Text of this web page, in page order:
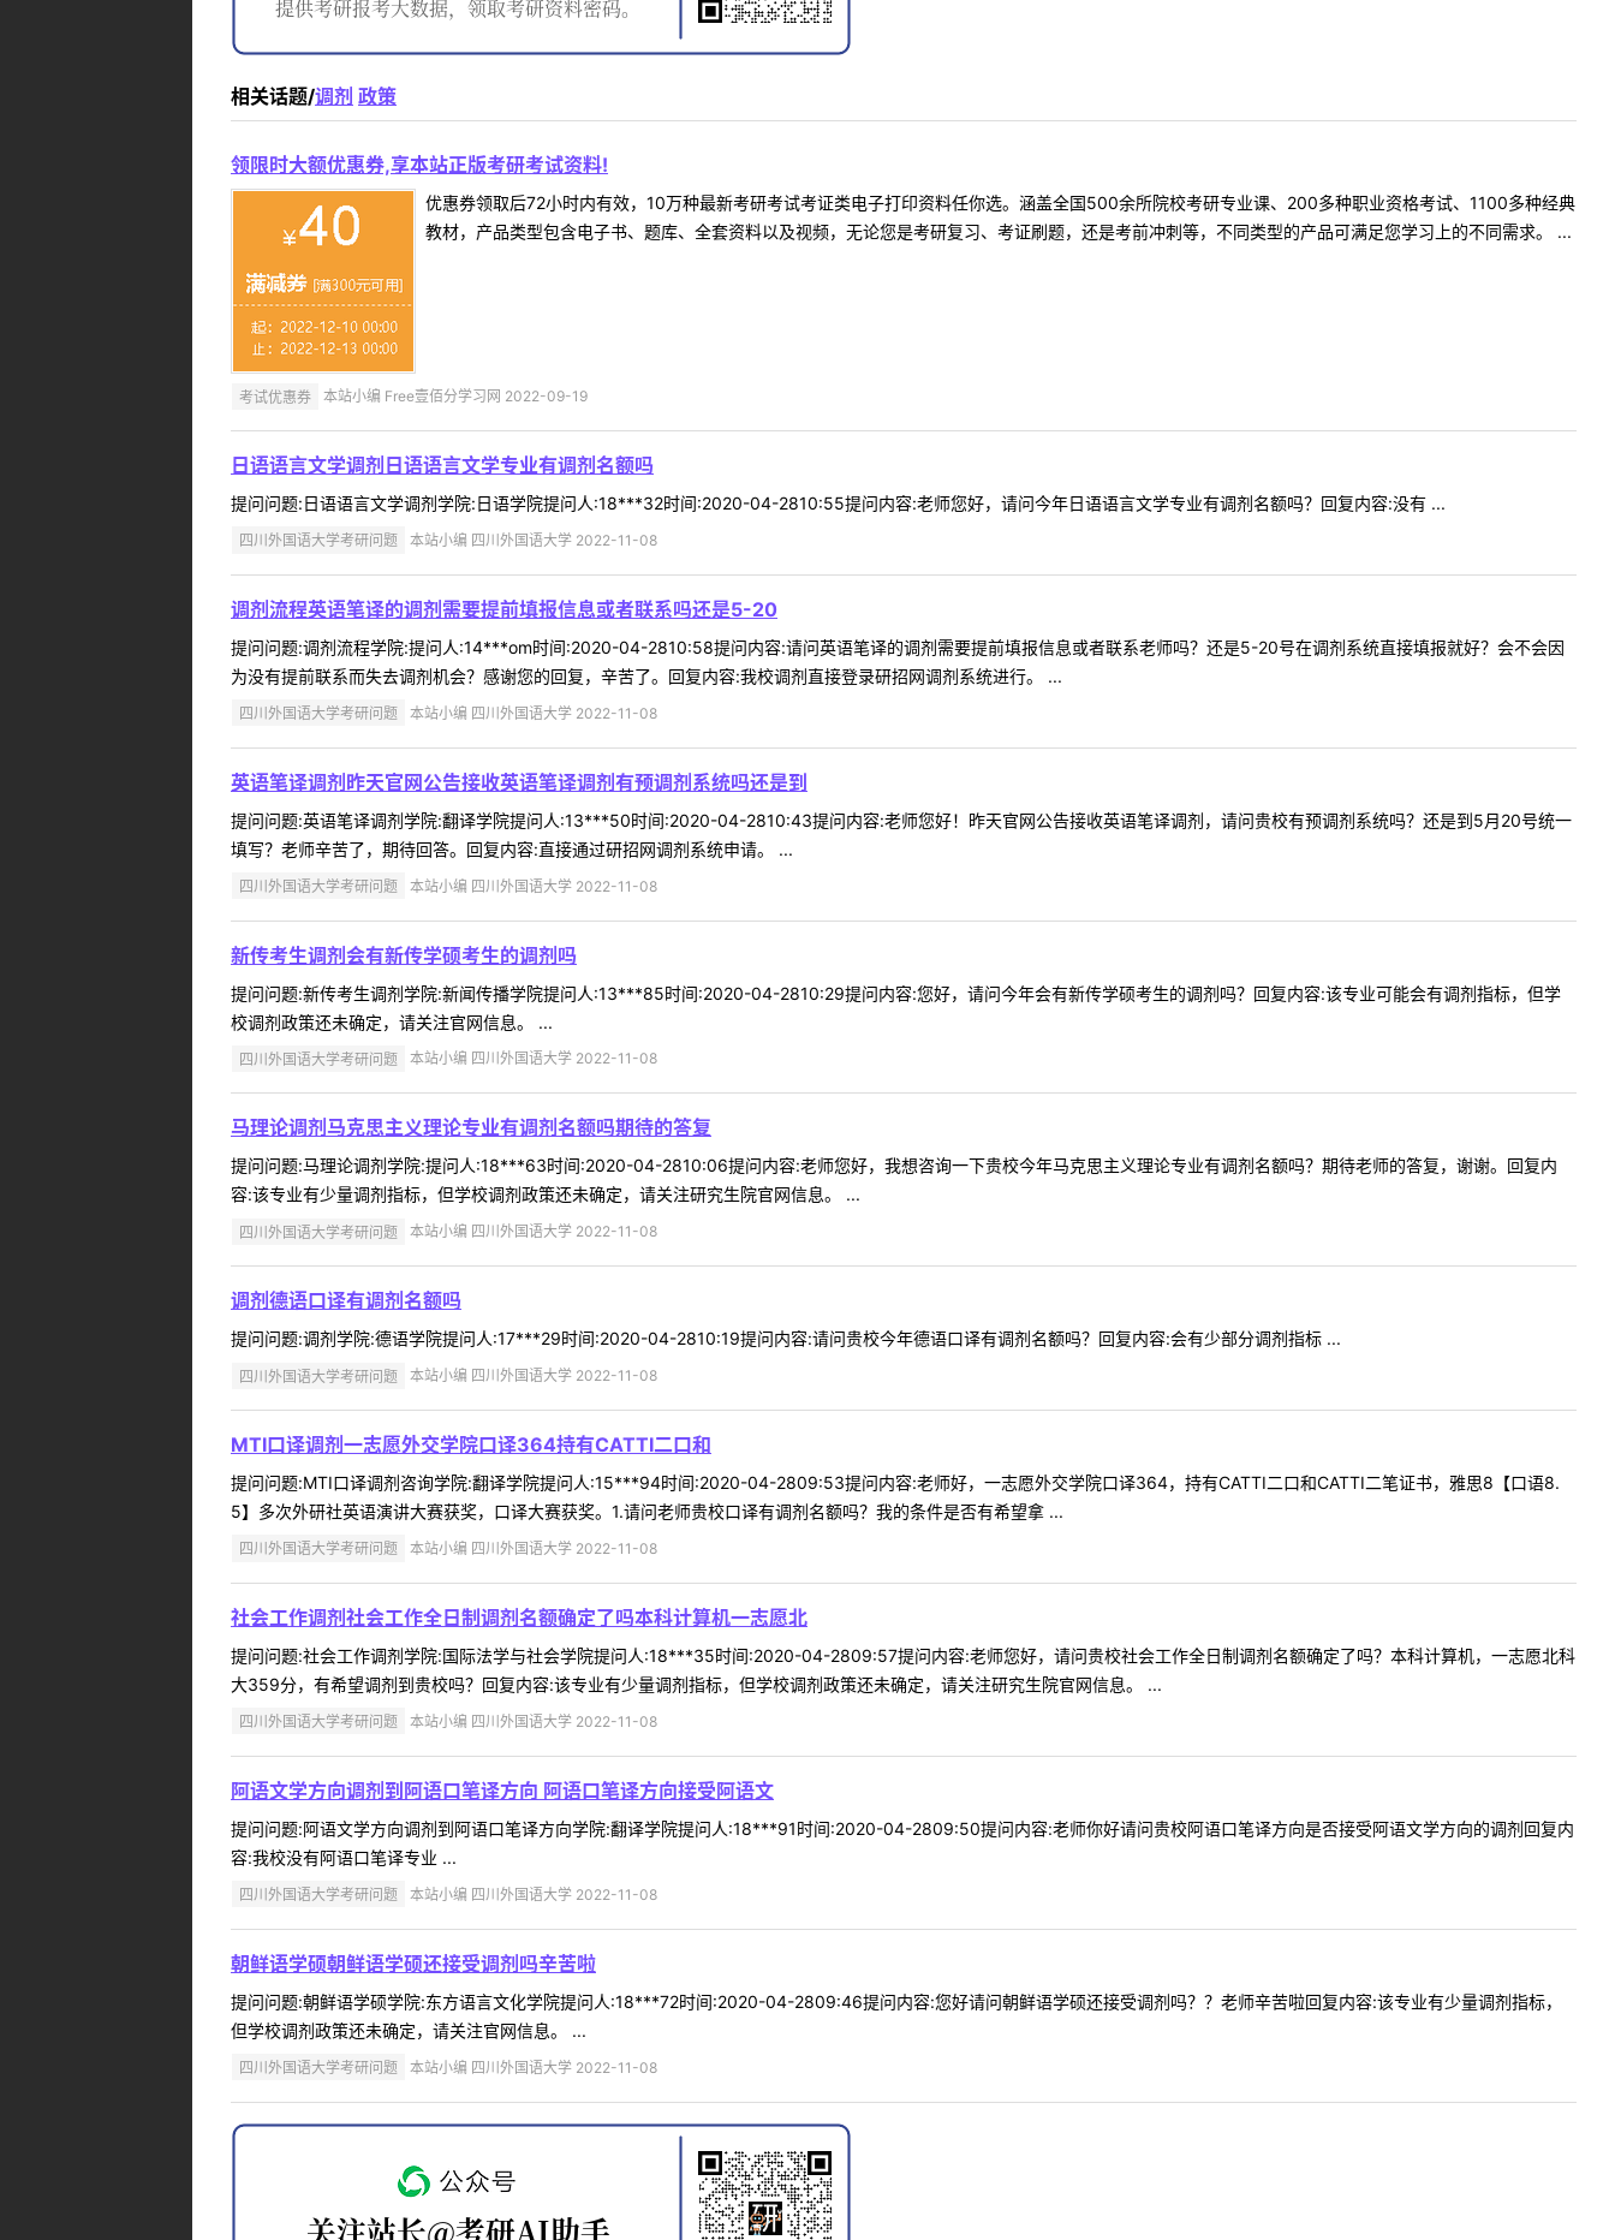
相关话题/调剂 政策
领限时大额优惠券,享本站正版考研考试资料!
优惠券领取后72小时内有效，10万种最新考研考试考证类电子打印资料任你选。涵盖全国500余所院校考研专业课、200多种职业资格考试、1100多种经典
教材，产品类型包含电子书、题库、全套资料以及视频，无论您是考研复习、考证刷题，还是考前冲刺等，不同类型的产品可满足您学习上的不同需求。 ...
考试优惠券 本站小编 Free壹佰分学习网 2022-09-19
日语语言文学调剂日语语言文学专业有调剂名额吗
提问问题:日语语言文学调剂学院:日语学院提问人:18***32时间:2020-04-2810:55提问内容:老师您好，请问今年日语语言文学专业有调剂名额吗？回复内容:没有 ...
四川外国语大学考研问题 本站小编 四川外国语大学 2022-11-08
调剂流程英语笔译的调剂需要提前填报信息或者联系吗还是5-20
提问问题:调剂流程学院:提问人:14***om时间:2020-04-2810:58提问内容:请问英语笔译的调剂需要提前填报信息或者联系老师吗？还是5-20号在调剂系统直接填报就好？会不会因
为没有提前联系而失去调剂机会？感谢您的回复，辛苦了。回复内容:我校调剂直接登录研招网调剂系统进行。 ...
四川外国语大学考研问题 本站小编 四川外国语大学 2022-11-08
英语笔译调剂昨天官网公告接收英语笔译调剂有预调剂系统吗还是到
提问问题:英语笔译调剂学院:翻译学院提问人:13***50时间:2020-04-2810:43提问内容:老师您好！昨天官网公告接收英语笔译调剂，请问贵校有预调剂系统吗？还是到5月20号统一
填写？老师辛苦了，期待回答。回复内容:直接通过研招网调剂系统申请。 ...
四川外国语大学考研问题 本站小编 四川外国语大学 2022-11-08
新传考生调剂会有新传学硕考生的调剂吗
提问问题:新传考生调剂学院:新闻传播学院提问人:13***85时间:2020-04-2810:29提问内容:您好，请问今年会有新传学硕考生的调剂吗？回复内容:该专业可能会有调剂指标，但学
校调剂政策还未确定，请关注官网信息。 ...
四川外国语大学考研问题 本站小编 四川外国语大学 2022-11-08
马理论调剂马克思主义理论专业有调剂名额吗期待的答复
提问问题:马理论调剂学院:提问人:18***63时间:2020-04-2810:06提问内容:老师您好，我想咨询一下贵校今年马克思主义理论专业有调剂名额吗？期待老师的答复，谢谢。回复内
容:该专业有少量调剂指标，但学校调剂政策还未确定，请关注研究生院官网信息。 ...
四川外国语大学考研问题 本站小编 四川外国语大学 2022-11-08
调剂德语口译有调剂名额吗
提问问题:调剂学院:德语学院提问人:17***29时间:2020-04-2810:19提问内容:请问贵校今年德语口译有调剂名额吗？回复内容:会有少部分调剂指标 ...
四川外国语大学考研问题 本站小编 四川外国语大学 2022-11-08
MTI口译调剂一志愿外交学院口译364持有CATTI二口和
提问问题:MTI口译调剂咨询学院:翻译学院提问人:15***94时间:2020-04-2809:53提问内容:老师好，一志愿外交学院口译364，持有CATTI二口和CATTI二笔证书，雅思8【口语8.
5】多次外研社英语演讲大赛获奖，口译大赛获奖。1.请问老师贵校口译有调剂名额吗？我的条件是否有希望拿 ...
四川外国语大学考研问题 本站小编 四川外国语大学 2022-11-08
社会工作调剂社会工作全日制调剂名额确定了吗本科计算机一志愿北
提问问题:社会工作调剂学院:国际法学与社会学院提问人:18***35时间:2020-04-2809:57提问内容:老师您好，请问贵校社会工作全日制调剂名额确定了吗？本科计算机，一志愿北科
大359分，有希望调剂到贵校吗？回复内容:该专业有少量调剂指标，但学校调剂政策还未确定，请关注研究生院官网信息。 ...
四川外国语大学考研问题 本站小编 四川外国语大学 2022-11-08
阿语文学方向调剂到阿语口笔译方向 阿语口笔译方向接受阿语文
提问问题:阿语文学方向调剂到阿语口笔译方向学院:翻译学院提问人:18***91时间:2020-04-2809:50提问内容:老师你好请问贵校阿语口笔译方向是否接受阿语文学方向的调剂回复内
容:我校没有阿语口笔译专业 ...
四川外国语大学考研问题 本站小编 四川外国语大学 2022-11-08
朝鲜语学硕朝鲜语学硕还接受调剂吗辛苦啦
提问问题:朝鲜语学硕学院:东方语言文化学院提问人:18***72时间:2020-04-2809:46提问内容:您好请问朝鲜语学硕还接受调剂吗？？老师辛苦啦回复内容:该专业有少量调剂指标，
但学校调剂政策还未确定，请关注官网信息。 ...
四川外国语大学考研问题 本站小编 四川外国语大学 2022-11-08